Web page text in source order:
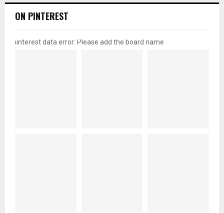
ON PINTEREST
pinterest data error: Please add the board name